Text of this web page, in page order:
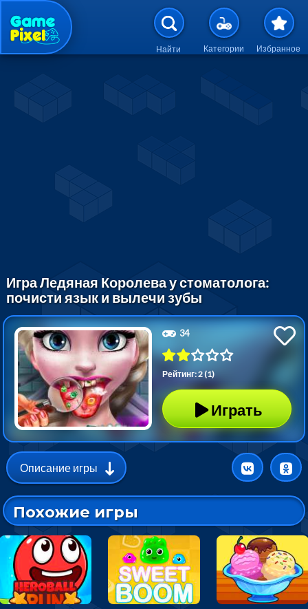
Перейти к основному
Найти Категории Избранное
Игра Ледяная Королева у стоматолога:
почисти язык и вылечи зубы
34
Рейтинг: 2 (1)
Играть
Описание игры
Похожие игры